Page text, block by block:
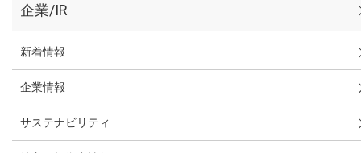
企業/IR
新着情報
企業情報
サステナビリティ